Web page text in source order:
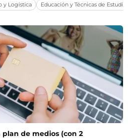
y Logística Educación y Técnicas de Estudio
de medios (con 2